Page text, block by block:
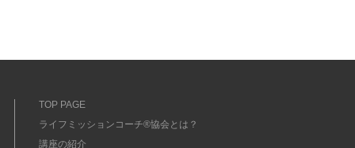
TOP PAGE
ライフミッションコーチ®協会とは？
講座の紹介